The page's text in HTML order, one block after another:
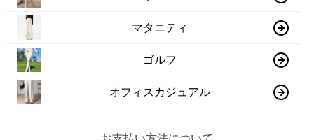
マタニティ
ゴルフ
オフィスカジュアル